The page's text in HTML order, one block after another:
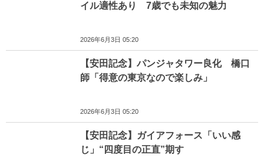
イル適性あり 7歳でも未知の魅力
2026年6月3日 05:20
【安田記念】パンジャタワー良化 橋口
師「得意の東京なので楽しみ」
2026年6月3日 05:20
【安田記念】ガイアフォース「いい感
じ」“四度目の正直”期す